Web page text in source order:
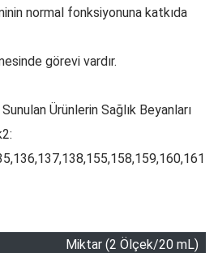
normal fonksiyonuna katkıda
görevi vardır.
Ürünlerin Sağlık Beyanları
Miktar (2 Ölçek/20 mL)